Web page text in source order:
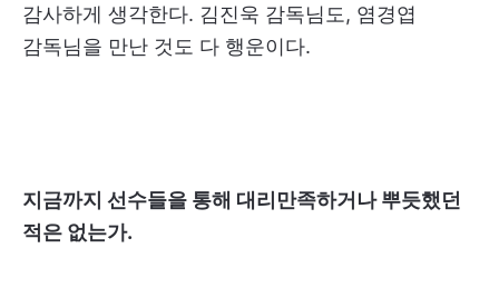
감사하게 생각한다. 김진욱 감독님도, 염경엽
감독님을 만난 것도 다 행운이다.
지금까지 선수들을 통해 대리만족하거나 뿌듯했던
적은 없는가.